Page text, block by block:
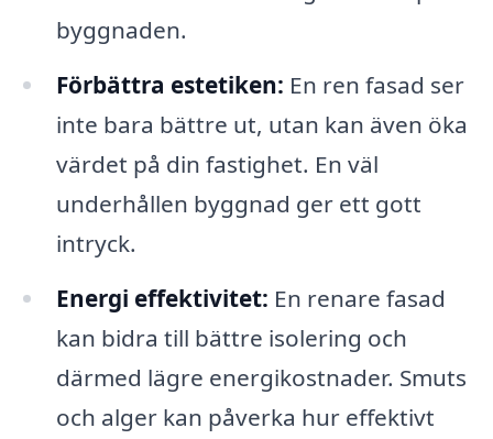
byggnaden.
Förbättra estetiken: En ren fasad ser
inte bara bättre ut, utan kan även öka
värdet på din fastighet. En väl
underhållen byggnad ger ett gott
intryck.
Energi effektivitet: En renare fasad
kan bidra till bättre isolering och
därmed lägre energikostnader. Smuts
och alger kan påverka hur effektivt